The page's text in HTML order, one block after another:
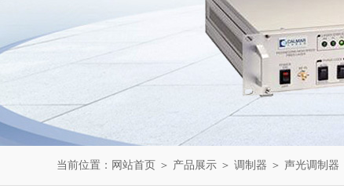
当前位置： 网站首页 ＞ 产品展示 ＞ 调制器 ＞ 声光调制器